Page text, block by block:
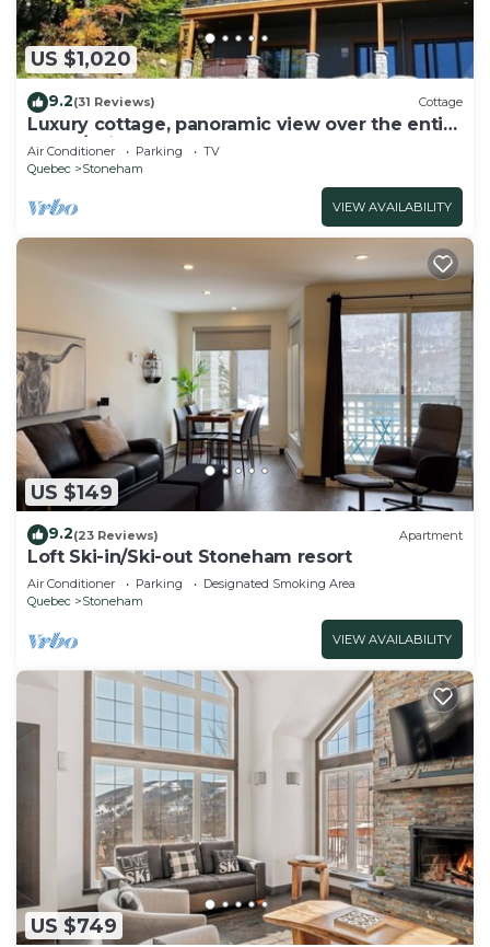
US $1,020
9.2(31 Reviews) Cottage
Luxury cottage, panoramic view over the entire
valley/Ski Resort, 24 people
Air Conditioner Parking
TV
Quebec
Stoneham
VIEW AVAILABILITY
US $149
9.2(23 Reviews) Apartment
Loft Ski-in/Ski-out Stoneham resort
Air Conditioner Parking
Designated Smoking Area
Quebec
Stoneham
VIEW AVAILABILITY
US $749